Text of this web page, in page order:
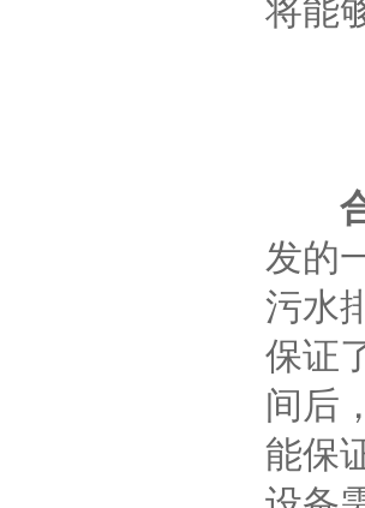
将能
发的
污水
保证
间后
能保